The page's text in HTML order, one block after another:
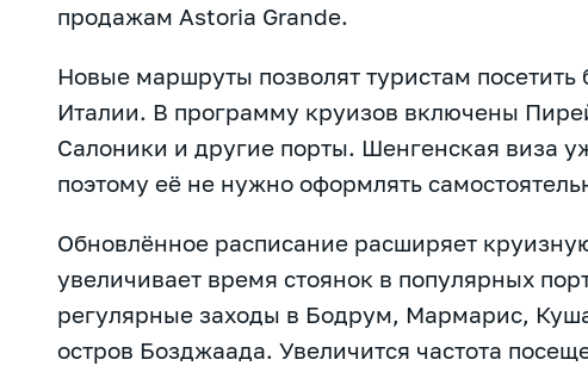
продажам Astoria Grande.
Новые маршруты позволят туристам посетить
Италии. В программу круизов включены
Салоники и другие порты. Шенгенская виза
поэтому её не нужно оформлять
Обновлённое расписание расширяет
увеличивает время стоянок в популярных
регулярные заходы в Бодрум, Мармарис,
остров Бозджаада. Увеличится частота